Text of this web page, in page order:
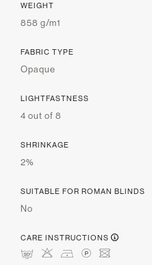
WEIGHT
858 g/m1
FABRIC TYPE
Opaque
LIGHTFASTNESS
4 out of 8
SHRINKAGE
2%
SUITABLE FOR ROMAN BLINDS
No
CARE INSTRUCTIONS
mHDLU